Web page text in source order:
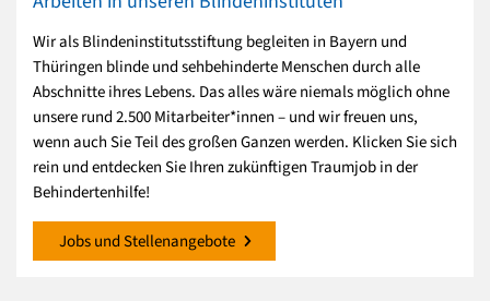
Wir als Blindeninstitutsstiftung begleiten in Bayern und
Thüringen blinde und sehbehinderte Menschen durch alle
Abschnitte ihres Lebens. Das alles wäre niemals möglich ohne
unsere rund 2.500 Mitarbeiter*innen – und wir freuen uns,
wenn auch Sie Teil des großen Ganzen werden. Klicken Sie sich
rein und entdecken Sie Ihren zukünftigen Traumjob in der
Behindertenhilfe!
Jobs und Stellenangebote